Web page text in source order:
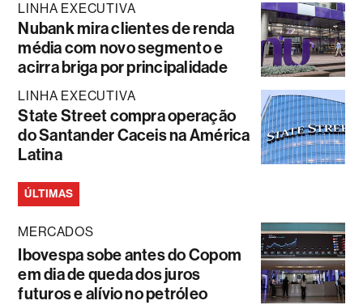
LINHA EXECUTIVA
Nubank mira clientes de renda
média com novo segmento e
acirra briga por principalidade
LINHA EXECUTIVA
State Street compra operação
do Santander Caceis na América
Latina
ÚLTIMAS
MERCADOS
Ibovespa sobe antes do Copom
em dia de queda dos juros
futuros e alívio no petróleo